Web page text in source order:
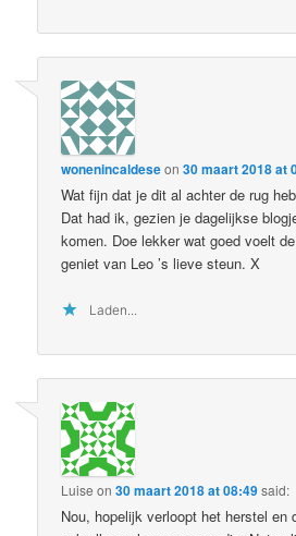
wonenincaldeseon30 maart 2018 at
Wat fijn dat je dit al achter de rug
Dat had ik, gezien je dagelijkse
komen. Doe lekker wat goed voelt
geniet van Leo ’s lieve steun. X
Laden...
Luise on30 maart 2018 at 08:49said:
Nou, hopelijk verloopt het herstel en